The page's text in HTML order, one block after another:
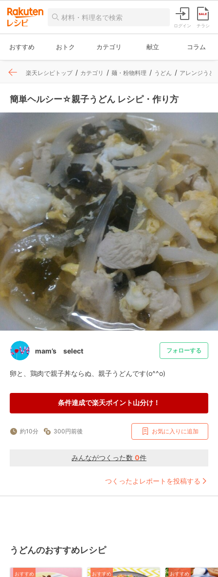
ログイン チラシ
おすすめ おトク カテゴリ 献立 コラム
楽天レシピトップ カテゴリ 麺・粉物料理 うどん アレンジうど
簡単ヘルシー☆親子うどん レシピ・作り方
mam’s select フォローする
卵と、鶏肉で親子丼ならぬ、親子うどんです(o^^o)
条件達成で楽天ポイント山分け！
約10分 300円前後 お気に入りに追加
みんながつくった数 0件
つくったよレポートを投稿する
うどんのおすすめレシピ
おすすめ おすすめ おすすめ